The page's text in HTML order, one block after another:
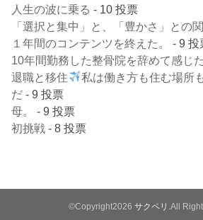
人生の波に乗る - 10 投票
「選択と集中」と、「豊かさ」との関
１年間のコンテンツを終えた。
- 9 投
10年間勤務した整骨院を辞めて感じ
退職と移住
私は働き方も住む場所
だ - 9 投票
母。
- 9 投票
初挑戦 - 8 投票
©Copyright2026 サクペリ .All